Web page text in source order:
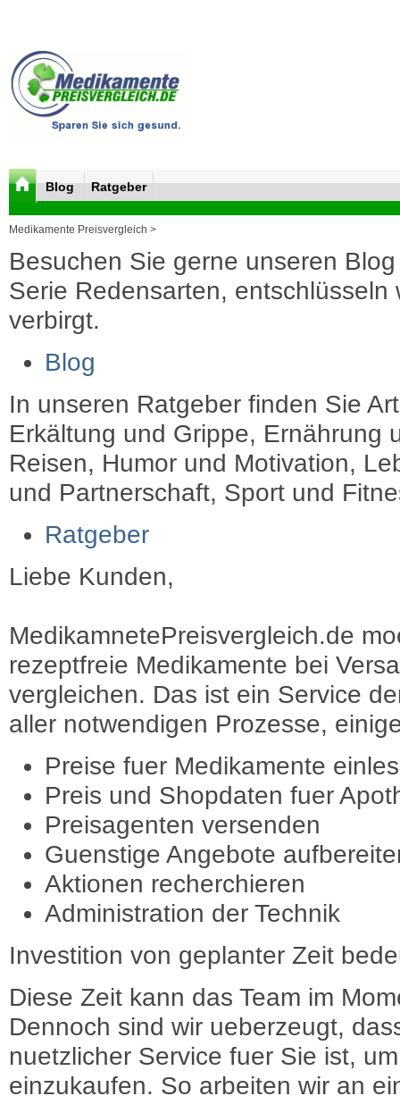
Blog Ratgeber
Medikamente Preisvergleich >
Besuchen Sie gerne unseren
Serie Redensarten, entschlüsseln
verbirgt.
Blog
In unseren Ratgeber finden Sie
Erkältung und Grippe, Ernährung
Reisen, Humor und Motivation,
und Partnerschaft, Sport und
Ratgeber
Liebe Kunden,
MedikamnetePreisvergleich.de
rezeptfreie Medikamente bei
vergleichen. Das ist ein Service
aller notwendigen Prozesse,
Preise fuer Medikamente
Preis und Shopdaten fuer
Preisagenten versenden
Guenstige Angebote
Aktionen recherchieren
Administration der Technik
Investition von geplanter Zeit
Diese Zeit kann das Team im
Dennoch sind wir ueberzeugt,
nuetzlicher Service fuer Sie ist,
einzukaufen. So arbeiten wir an